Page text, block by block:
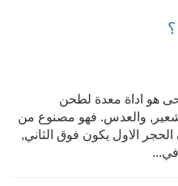
هو اداة معدة لطحن
والعدس. فهو مصنوع من
الاول يكون فوق الثاني,